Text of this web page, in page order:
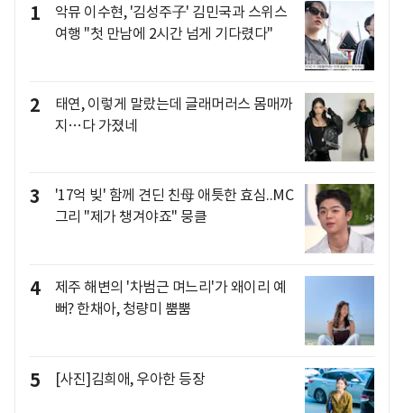
1
악뮤 이수현, '김성주子' 김민국과 스위스
여행 "첫 만남에 2시간 넘게 기다렸다"
2
태연, 이렇게 말랐는데 글래머러스 몸매까
지…다 가졌네
3
'17억 빚' 함께 견딘 친母 애틋한 효심..MC
그리 "제가 챙겨야죠" 뭉클
4
제주 해변의 '차범근 며느리'가 왜이리 예
뻐? 한채아, 청량미 뿜뿜
5 [사진]김희애, 우아한 등장